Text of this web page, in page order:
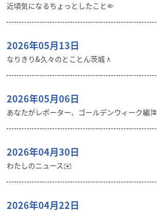
近頃気になるちょっとしたこと🤏
2026年05月13日
なりきり&久々のとことん茨城🚶
2026年05月06日
あなたがレポーター、ゴールデンウィーク編🎏
2026年04月30日
わたしのニュース✉️
2026年04月22日